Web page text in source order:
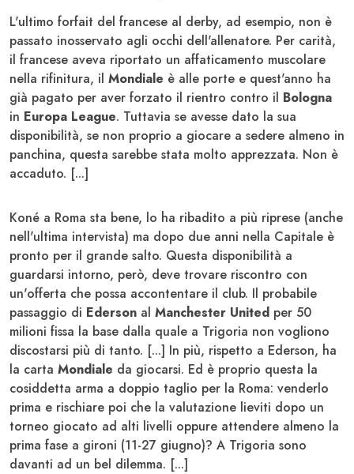
L'ultimo forfait del francese al derby, ad esempio, non è
passato inosservato agli occhi dell'allenatore. Per carità,
il francese aveva riportato un affaticamento muscolare
nella rifinitura, il Mondiale è alle porte e quest'anno ha
già pagato per aver forzato il rientro contro il Bologna
in Europa League. Tuttavia se avesse dato la sua
disponibilità, se non proprio a giocare a sedere almeno in
panchina, questa sarebbe stata molto apprezzata. Non è
accaduto. [...]
Koné a Roma sta bene, lo ha ribadito a più riprese (anche
nell'ultima intervista) ma dopo due anni nella Capitale è
pronto per il grande salto. Questa disponibilità a
guardarsi intorno, però, deve trovare riscontro con
un'offerta che possa accontentare il club. Il probabile
passaggio di Ederson al Manchester United per 50
milioni fissa la base dalla quale a Trigoria non vogliono
discostarsi più di tanto. [...] In più, rispetto a Ederson, ha
la carta Mondiale da giocarsi. Ed è proprio questa la
cosiddetta arma a doppio taglio per la Roma: venderlo
prima e rischiare poi che la valutazione lieviti dopo un
torneo giocato ad alti livelli oppure attendere almeno la
prima fase a gironi (11-27 giugno)? A Trigoria sono
davanti ad un bel dilemma. [...]